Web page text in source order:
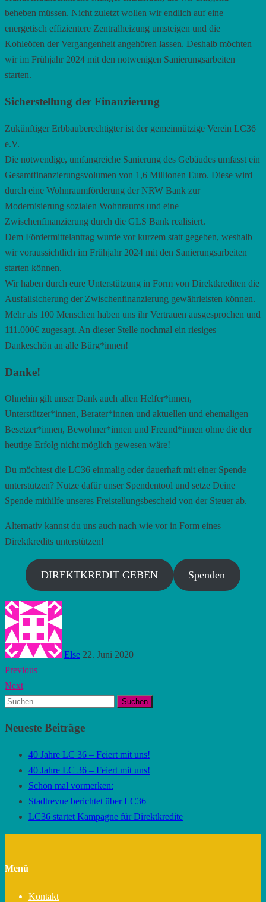
beheben müssen. Nicht zuletzt wollen wir endlich auf eine
energetisch effizientere Zentralheizung umsteigen und die
Kohleöfen der Vergangenheit angehören lassen. Deshalb möchten
wir im Frühjahr 2024 mit den notwenigen Sanierungsarbeiten
starten.
Sicherstellung der Finanzierung
Zukünftiger Erbbauberechtigter ist der gemeinnützige Verein LC36
e.V.
Die notwendige, umfangreiche Sanierung des Gebäudes umfasst ein
Gesamtfinanzierungsvolumen von 1,6 Millionen Euro. Diese wird
durch eine Wohnraumförderung der NRW Bank zur
Modernisierung sozialen Wohnraums und eine
Zwischenfinanzierung durch die GLS Bank realisiert.
Dem Fördermittelantrag wurde vor kurzem statt gegeben, weshalb
wir voraussichtlich im Frühjahr 2024 mit den Sanierungsarbeiten
starten können.
Wir haben durch eure Unterstützung in Form von Direktkrediten die
Ausfallsicherung der Zwischenfinanzierung gewährleisten können.
Mehr als 100 Menschen haben uns ihr Vertrauen ausgesprochen und
111.000€ zugesagt. An dieser Stelle nochmal ein riesiges
Dankeschön an alle Bürg*innen!
Danke!
Ohnehin gilt unser Dank auch allen Helfer*innen,
Unterstützer*innen, Berater*innen und aktuellen und ehemaligen
Besetzer*innen, Bewohner*innen und Freund*innen ohne die der
heutige Erfolg nicht möglich gewesen wäre!
Du möchtest die LC36 einmalig oder dauerhaft mit einer Spende
unterstützen? Nutze dafür unser Spendentool und setze Deine
Spende mithilfe unseres Freistellungsbescheid von der Steuer ab.
Alternativ kannst du uns auch nach wie vor in Form eines
Direktkredits unterstützen!
DIREKTKREDIT GEBEN Spenden
Else 22. Juni 2020
Beitragsnavigation
Previous
Next
Suchen
Neueste Beiträge
40 Jahre LC 36 – Feiert mit uns!
40 Jahre LC 36 – Feiert mit uns!
Schon mal vormerken:
Stadtrevue berichtet über LC36
LC36 startet Kampagne für Direktkredite
Menü
Kontakt